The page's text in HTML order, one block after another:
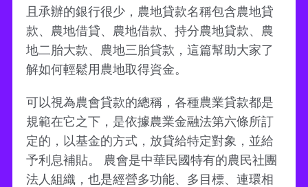
且承辦的銀行很少，農地貸款名稱包含農地貸
款、農地借貸、農地借款、持分農地貸款、農
地二胎大款、農地三胎貸款，這篇幫助大家了
解如何輕鬆用農地取得資金。
可以視為農會貸款的總稱，各種農業貸款都是
規範在它之下，是依據農業金融法第六條所訂
定的，以基金的方式，放貸給特定對象，並給
予利息補貼。 農會是中華民國特有的農民社團
法人組織，也是經營多功能、多目標、連環相